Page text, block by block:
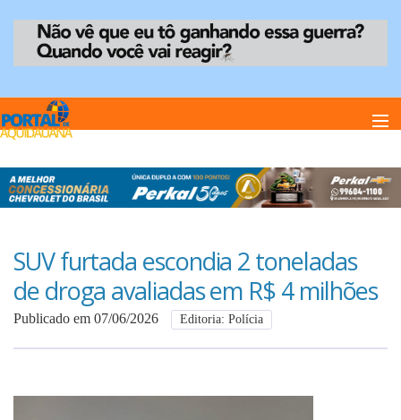
Home
Anuncie
Anuncie
SUV furtada escondia 2 toneladas
de droga avaliadas em R$ 4 milhões
Publicado em 07/06/2026 Editoria: Polícia